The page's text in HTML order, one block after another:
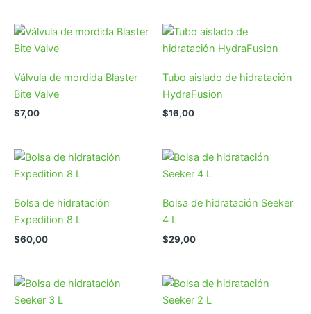
Válvula de mordida Blaster
Bite Valve
$7,00
Tubo aislado de hidratación
HydraFusion
$16,00
Bolsa de hidratación
Expedition 8 L
$60,00
Bolsa de hidratación Seeker
4 L
$29,00